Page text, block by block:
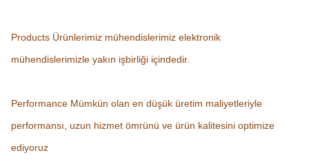
Products Ürünlerimiz mühendislerimiz elektronik
mühendislerimizle yakın işbirliği içindedir.
Performance Mümkün olan en düşük üretim maliyetleriyle
performansı, uzun hizmet ömrünü ve ürün kalitesini optimize
ediyoruz